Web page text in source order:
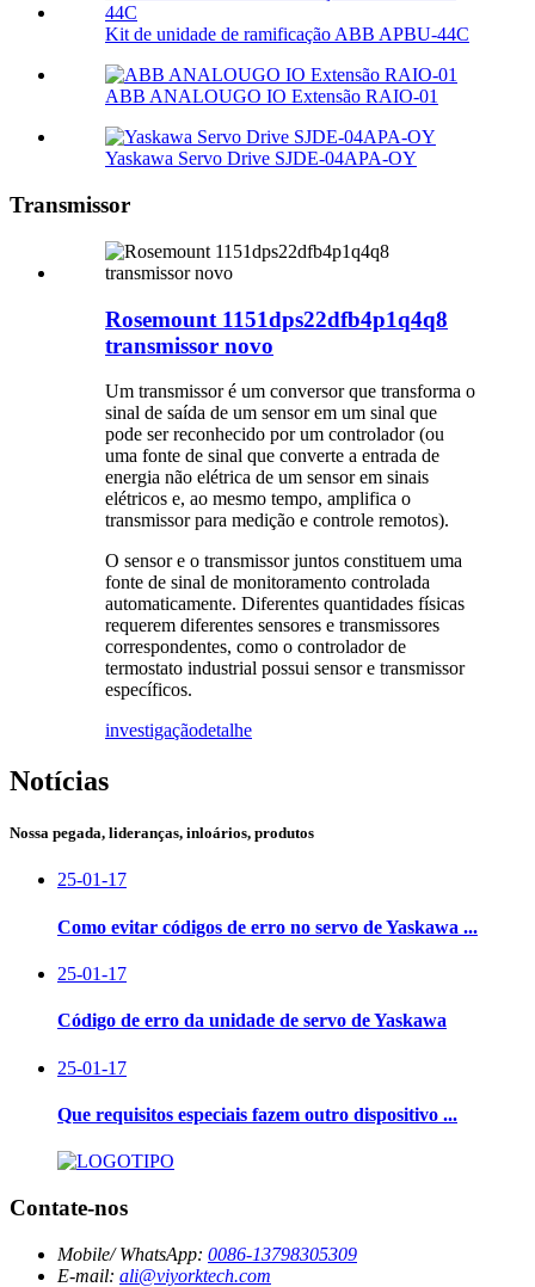
Kit de unidade de ramificação ABB APBU-44C
ABB ANALOUGO IO Extensão RAIO-01
Yaskawa Servo Drive SJDE-04APA-OY
Transmissor
Rosemount 1151dps22dfb4p1q4q8
transmissor novo
Um transmissor é um conversor que transforma o
sinal de saída de um sensor em um sinal que
pode ser reconhecido por um controlador (ou
uma fonte de sinal que converte a entrada de
energia não elétrica de um sensor em sinais
elétricos e, ao mesmo tempo, amplifica o
transmissor para medição e controle remotos).
O sensor e o transmissor juntos constituem uma
fonte de sinal de monitoramento controlada
automaticamente. Diferentes quantidades físicas
requerem diferentes sensores e transmissores
correspondentes, como o controlador de
termostato industrial possui sensor e transmissor
específicos.
investigaçãodetalhe
Notícias
Nossa pegada, lideranças, inloários, produtos
25-01-17
Como evitar códigos de erro no servo de Yaskawa ...
25-01-17
Código de erro da unidade de servo de Yaskawa
25-01-17
Que requisitos especiais fazem outro dispositivo ...
Contate-nos
Mobile/ WhatsApp: 0086-13798305309
E-mail: ali@viyorktech.com